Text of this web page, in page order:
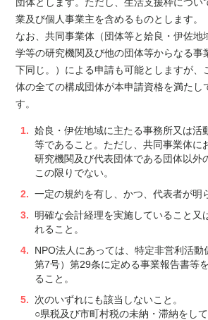
団体とします。ただし、 生活支援枠につい
業及び個人事業主を含める ものとします。
なお、 共同事業体（団体等と姶良・伊佐地
学等の研究機関及び他の団体等からなる事
下同じ。）による申請も可能としますが、
体の全ての構成団体が本申請資格を満たし
す。
姶良・伊佐地域に主たる事務所又は活
等であること。ただし、共同事業体に
研究機関及び代表団体である団体以外
この限りでない。
一定の規約を有し、かつ、代表者が明
明確な会計経理を実施していること又
れること。
NPO法人にあっては、特定非営利活
第7号）第29条に定める事業報告書等
ること。
次のいずれにも該当しないこと。
○県税及び市町村税の未納・滞納をし